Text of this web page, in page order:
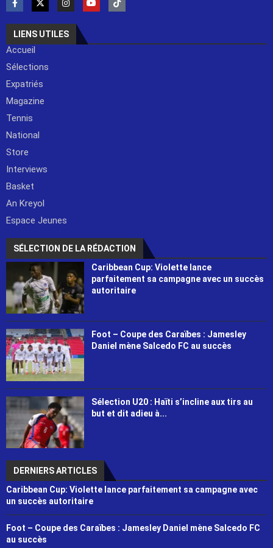
LIENS UTILES
Accueil
Sélections
Expatriés
Magazine
Tennis
National
Store
Interviews
Basket
An Kreyol
Espace Jeunes
SÉLECTION DE LA RÉDACTION
Caribbean Cup: Violette lance
parfaitement sa campagne avec un succès
autoritaire
Foot – Coupe des Caraïbes : Jamesley
Daniel mène Salcedo FC au succès
Sélection U20 : Haïti s’incline aux tirs au
but et dit adieu à...
DERNIERS ARTICLES
Caribbean Cup: Violette lance parfaitement sa campagne avec
un succès autoritaire
Foot – Coupe des Caraïbes : Jamesley Daniel mène Salcedo FC
au succès